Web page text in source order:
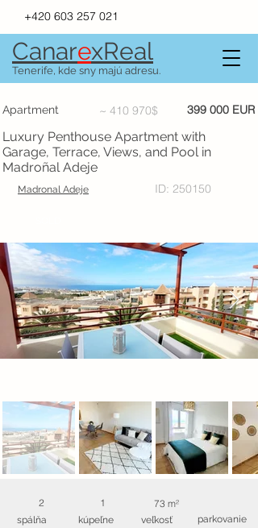
+420 603 257 021
CanarexReal
Tenerife, kde sny majú adresu.
Apartment ~ 410 970$ 399 000 EUR
Luxury Penthouse Apartment with
Garage, Terrace, Views, and Pool in
Madroñal Adeje
Madronal Adeje ID: 250150
2
spálňa
1
kúpeľne
73 m²
veľkosť parkovanie